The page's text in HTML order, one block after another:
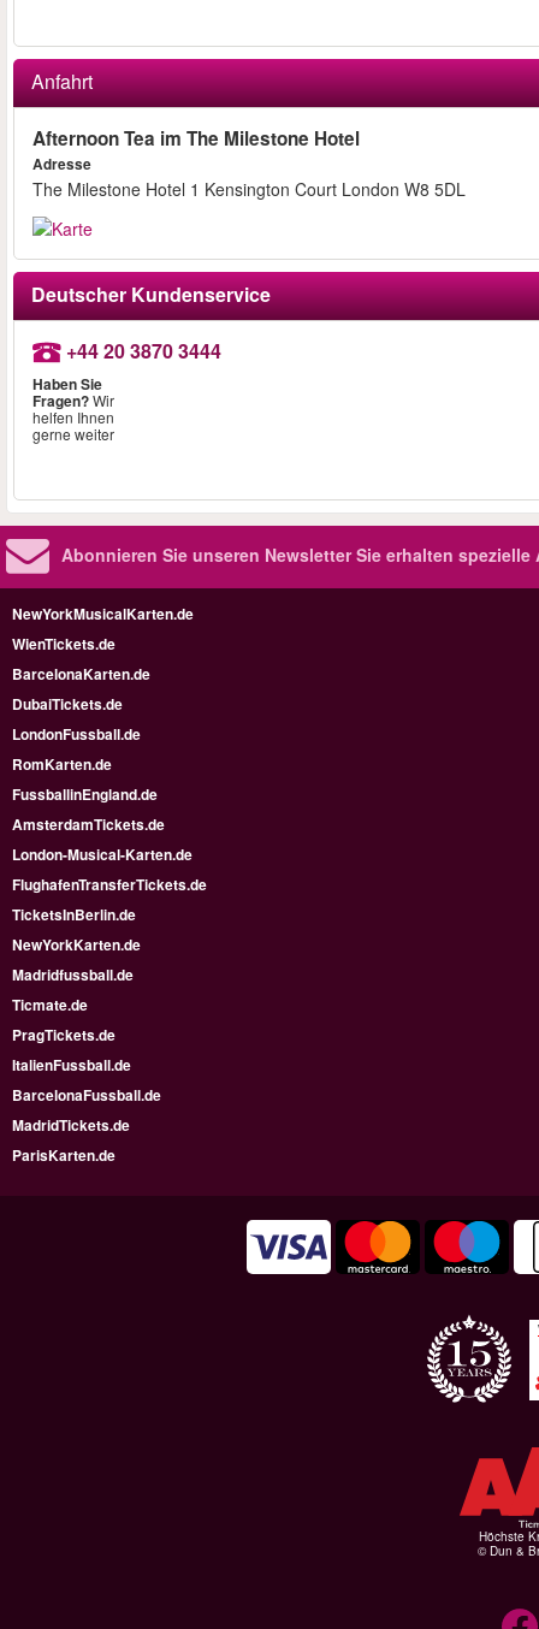
Anfahrt
Afternoon Tea im The Milestone Hotel
Adresse
The Milestone Hotel 1 Kensington Court London W8 5DL
Deutscher Kundenservice
+44 20 3870 3444
Haben Sie
Fragen?Wir
helfen Ihnen
gerne weiter
Abonnieren Sie unseren NewsletterSie erhalten spezielle
NewYorkMusicalKarten.de
WienTickets.de
BarcelonaKarten.de
DubaiTickets.de
LondonFussball.de
RomKarten.de
FussballinEngland.de
AmsterdamTickets.de
London-Musical-Karten.de
FlughafenTransferTickets.de
TicketsInBerlin.de
NewYorkKarten.de
Madridfussball.de
Ticmate.de
PragTickets.de
ItalienFussball.de
BarcelonaFussball.de
MadridTickets.de
ParisKarten.de
Höchste
© Dun &